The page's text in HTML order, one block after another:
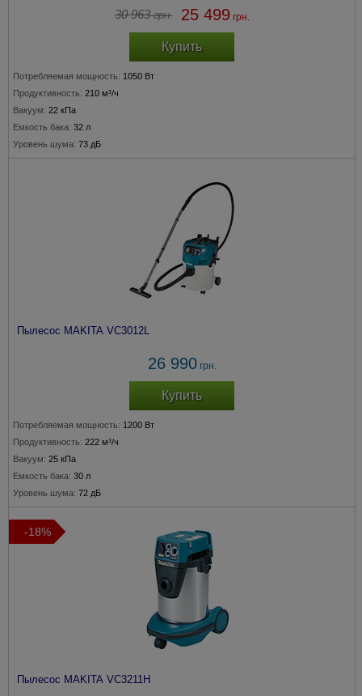
30 963грн. 25 499 грн.
Купить
Потребляемая мощность: 1050 Вт
Продуктивность: 210 м³/ч
Вакуум: 22 кПа
Емкость бака: 32 л
Уровень шума: 73 дБ
Пылесос MAKITA VC3012L
26 990грн.
Купить
Потребляемая мощность: 1200 Вт
Продуктивность: 222 м³/ч
Вакуум: 25 кПа
Емкость бака: 30 л
Уровень шума: 72 дБ
-18%
Пылесос MAKITA VC3211H